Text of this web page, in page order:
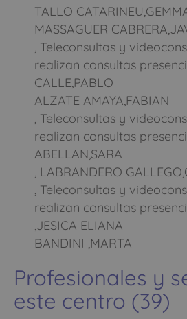
TALLO
MASSAGUER
, Teleconsultas y
realizan consultas
CALLE,PABLO
ALZATE AMAYA,FABIAN
, Teleconsultas y
realizan consultas
ABELLAN,SARA
, LABRANDERO
, Teleconsultas y
realizan consultas
,JESICA ELIANA
BANDINI ,MARTA
Profesionales y
este centro (39)